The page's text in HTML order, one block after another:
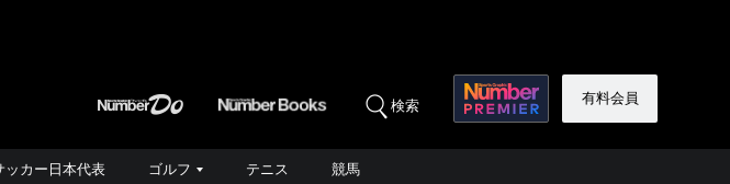
検索 有料会員
ッカー日本代表 ゴルフ テニス 競馬